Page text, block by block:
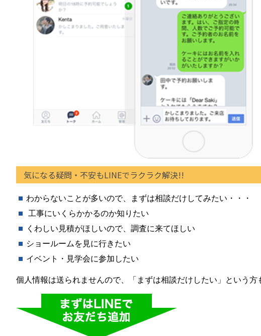
気になる疑問・不安もLINEでラクラク解決!!
わからないことが多いので、まずは相談だけしてみたい・・・
工事にいくらかかるのか知りたい
くわしい見積がほしいので、調査に来てほしい
ショールームを見に行きたい
イベント・見学会に参加したい
個人情報は送られませんので、「まずは相談だけしたい」という方